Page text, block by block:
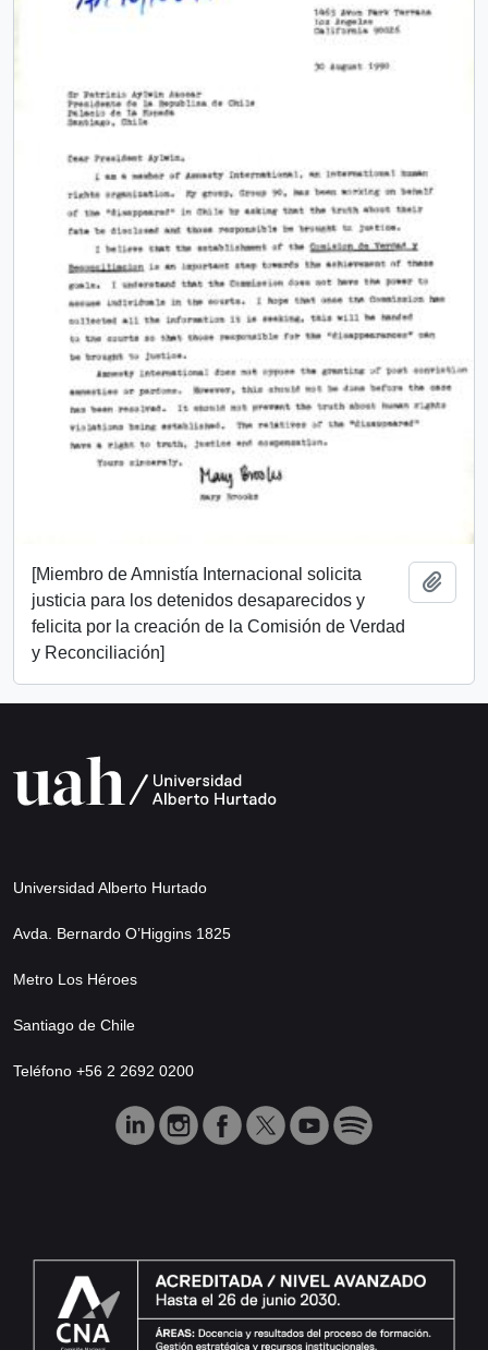
[Miembro de Amnistía Internacional solicita
justicia para los detenidos desaparecidos y
felicita por la creación de la Comisión de Verdad
y Reconciliación]
Universidad Alberto Hurtado
Avda. Bernardo O’Higgins 1825
Metro Los Héroes
Santiago de Chile
Teléfono +56 2 2692 0200